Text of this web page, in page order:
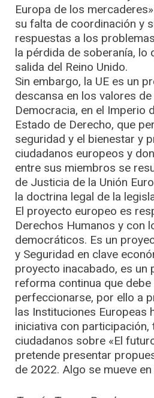
Europa de los
su falta de coordinación y
respuestas a los
la pérdida de soberanía, lo
salida del Reino Unido.
Sin embargo, la UE es un
descansa en los valores de
Democracia, en el Imperio
Estado de Derecho, que
seguridad y el bienestar y
ciudadanos europeos y
entre sus miembros se
de Justicia de la Unión
la doctrina legal de la
El proyecto europeo es
Derechos Humanos y con
democráticos. Es un
y Seguridad en clave
proyecto inacabado, es un
reforma continua que debe
perfeccionarse, por ello a
las Instituciones Europeas
iniciativa con participación,
ciudadanos sobre «El
pretende presentar
de 2022. Algo se mueve